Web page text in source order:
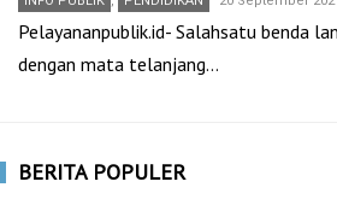
Pelayananpublik.id- Salahsatu benda
dengan mata telanjang…
BERITA POPULER